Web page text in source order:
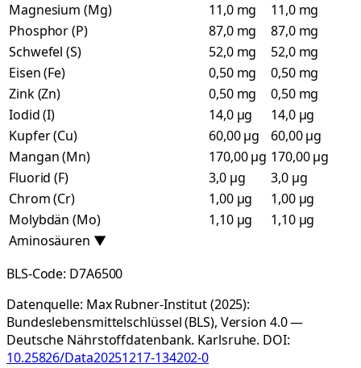
Magnesium (Mg)
11,0 mg
11,0 mg
Phosphor (P)
87,0 mg
87,0 mg
Schwefel (S)
52,0 mg
52,0 mg
Eisen (Fe)
0,50 mg
0,50 mg
Zink (Zn)
0,50 mg
0,50 mg
Iodid (I)
14,0 µg
14,0 µg
Kupfer (Cu)
60,00 µg
60,00 µg
Mangan (Mn)
170,00 µg 170,00 µg
Fluorid (F)
3,0 µg
3,0 µg
Chrom (Cr)
1,00 µg
1,00 µg
Molybdän (Mo)
1,10 µg
1,10 µg
Aminosäuren ▼
BLS-Code: D7A6500
Datenquelle: Max Rubner-Institut (2025):
Bundeslebensmittelschlüssel (BLS), Version 4.0 —
Deutsche Nährstoffdatenbank. Karlsruhe. DOI:
10.25826/Data20251217-134202-0